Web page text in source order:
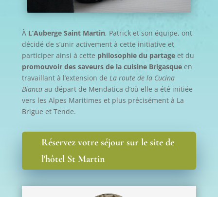
À L’Auberge Saint Martin, Patrick et son équipe, ont
décidé de s’unir activement à cette initiative et
participer ainsi à cette philosophie du partageet du
promouvoir des saveurs de la cuisine Brigasqueen
travaillant à l’extension de La route de la Cucina
Biancaau départ de Mendatica d’où elle a été initiée
vers les Alpes Maritimes et plus précisément à La
Brigue et Tende.
Réservez votre séjour sur le site de
l'hôtel St Martin